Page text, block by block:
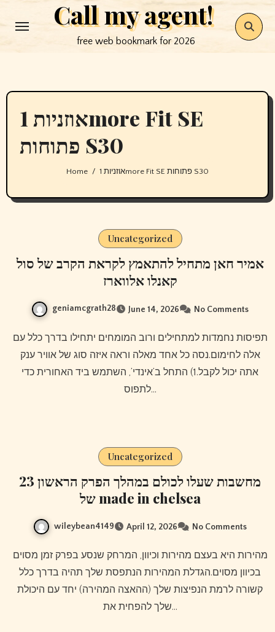
to
Call my agent!
free web bookmark for 2026
אוזניות 1more Fit SE
פתוחות S30
Home אוזניות 1more Fit SE פתוחות S30
Uncategorized
אמיר חאן מתחיל להתאמץ לקראת הקרב של סול
קאנלו אלווארז
geniamcgrath28 June 14, 2026 No Comments
תפיסות נחמדות למתחילים ורוב המומחים יתחילו בדרך כלל עם
אלה לחימום.נסה כל אחד מאלה וראה איזה סוג של אוויר ענק
אתה יכול לקבל.1) התחל ב’אינדי’, השתמש ביד האחורית כדי
לתפוס…
Uncategorized
23 מחשבות שעלו לכולם במהלך הפרק הראשון
של made in chelsea
wileybean4149 April 12, 2026 No Comments
מהירות היא בעצם מהירות וכיוון, המרחק שנסע בפרק זמן מסוים
בכיוון מסוים.הגדלת המהירות הנתפסת שלך תהיה בדרך כלל
קשורה לרמת הנפיצות שלך (ההאצה המהירה) יחד עם היכולת
שלך להפחית את…